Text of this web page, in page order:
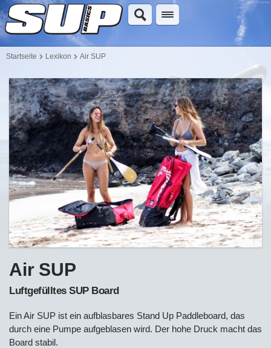
Startseite Lexikon Air SUP
Air SUP
Luftgefülltes SUP Board
Ein Air SUP ist ein aufblasbares Stand Up Paddleboard, das
durch eine Pumpe aufgeblasen wird. Der hohe Druck macht das
Board stabil.